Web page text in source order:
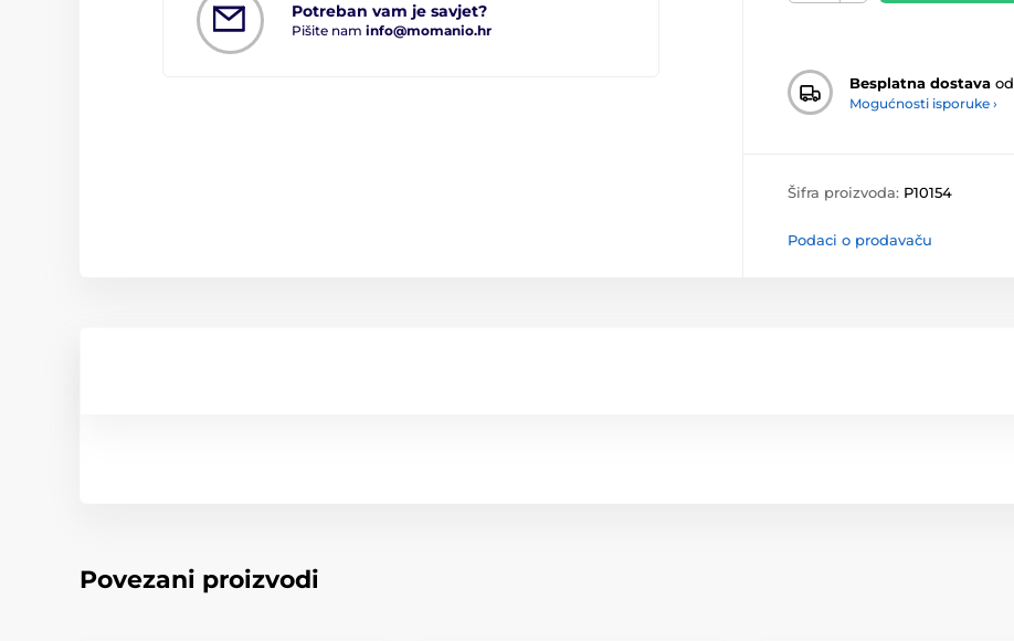
Potreban vam je savjet?
Pišite nam info@momanio.hr
Besplatna dostava od
Mogućnosti isporuke ›
Šifra proizvoda: P10154
Podaci o prodavaču
Povezani proizvodi